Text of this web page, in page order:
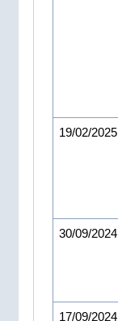
19/02/2025
30/09/2024
17/09/2024